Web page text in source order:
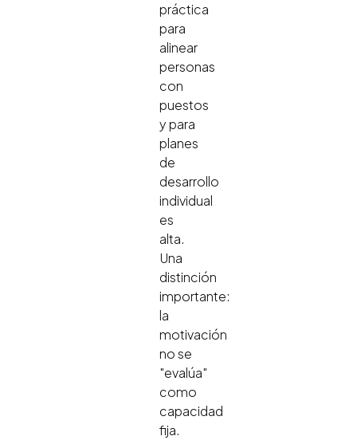
práctica
para
alinear
personas
con
puestos
y para
planes
de
desarrollo
individual
es
alta.
Una
distinción
importante:
la
motivación
no se
"evalúa"
como
capacidad
fija.